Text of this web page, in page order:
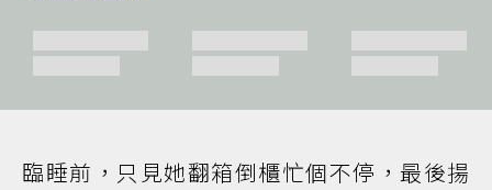
臨睡前，只見她翻箱倒櫃忙個不停，最後揚